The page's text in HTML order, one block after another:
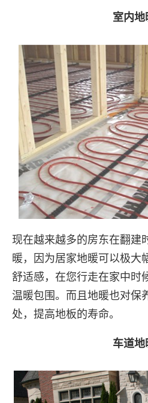
室内地
现在越来越多的房东在翻建
暖，因为居家地暖可以极大
舒适感，在您行走在家中时
温暖包围。而且地暖也对保
处，提高地板的寿命。
车道地